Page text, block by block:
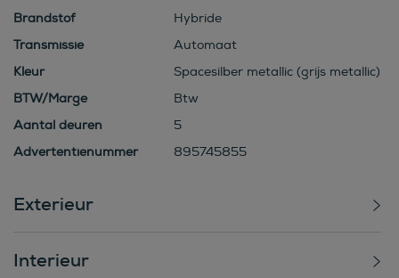
Brandstof
Hybride
Transmissie
Automaat
Kleur
Spacesilber metallic (grijs metallic)
BTW/Marge
Btw
Aantal deuren
5
Advertentienummer
895745855
Exterieur
Interieur